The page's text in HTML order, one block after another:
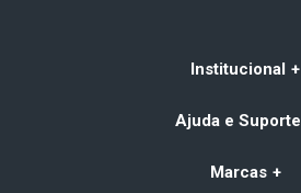
Institucional
Ajuda e Suporte
Marcas